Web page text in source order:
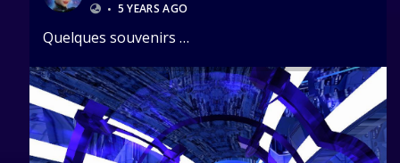
• 5 YEARS AGO
Quelques souvenirs …